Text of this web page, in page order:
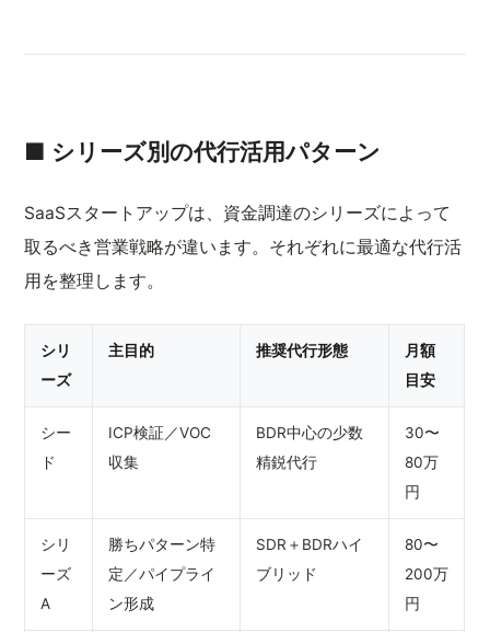
■ シリーズ別の代行活用パターン
SaaSスタートアップは、資金調達のシリーズによって
取るべき営業戦略が違います。それぞれに最適な代行活
用を整理します。
シリ
ーズ
主目的 推奨代行形態
月額
目安
シー
ド
ICP検証／VOC
収集
BDR中心の少数
精鋭代行
30〜
80万
円
シリ
ーズ
A
勝ちパターン特
定／パイプライ
ン形成
SDR＋BDRハイ
ブリッド
80〜
200万
円